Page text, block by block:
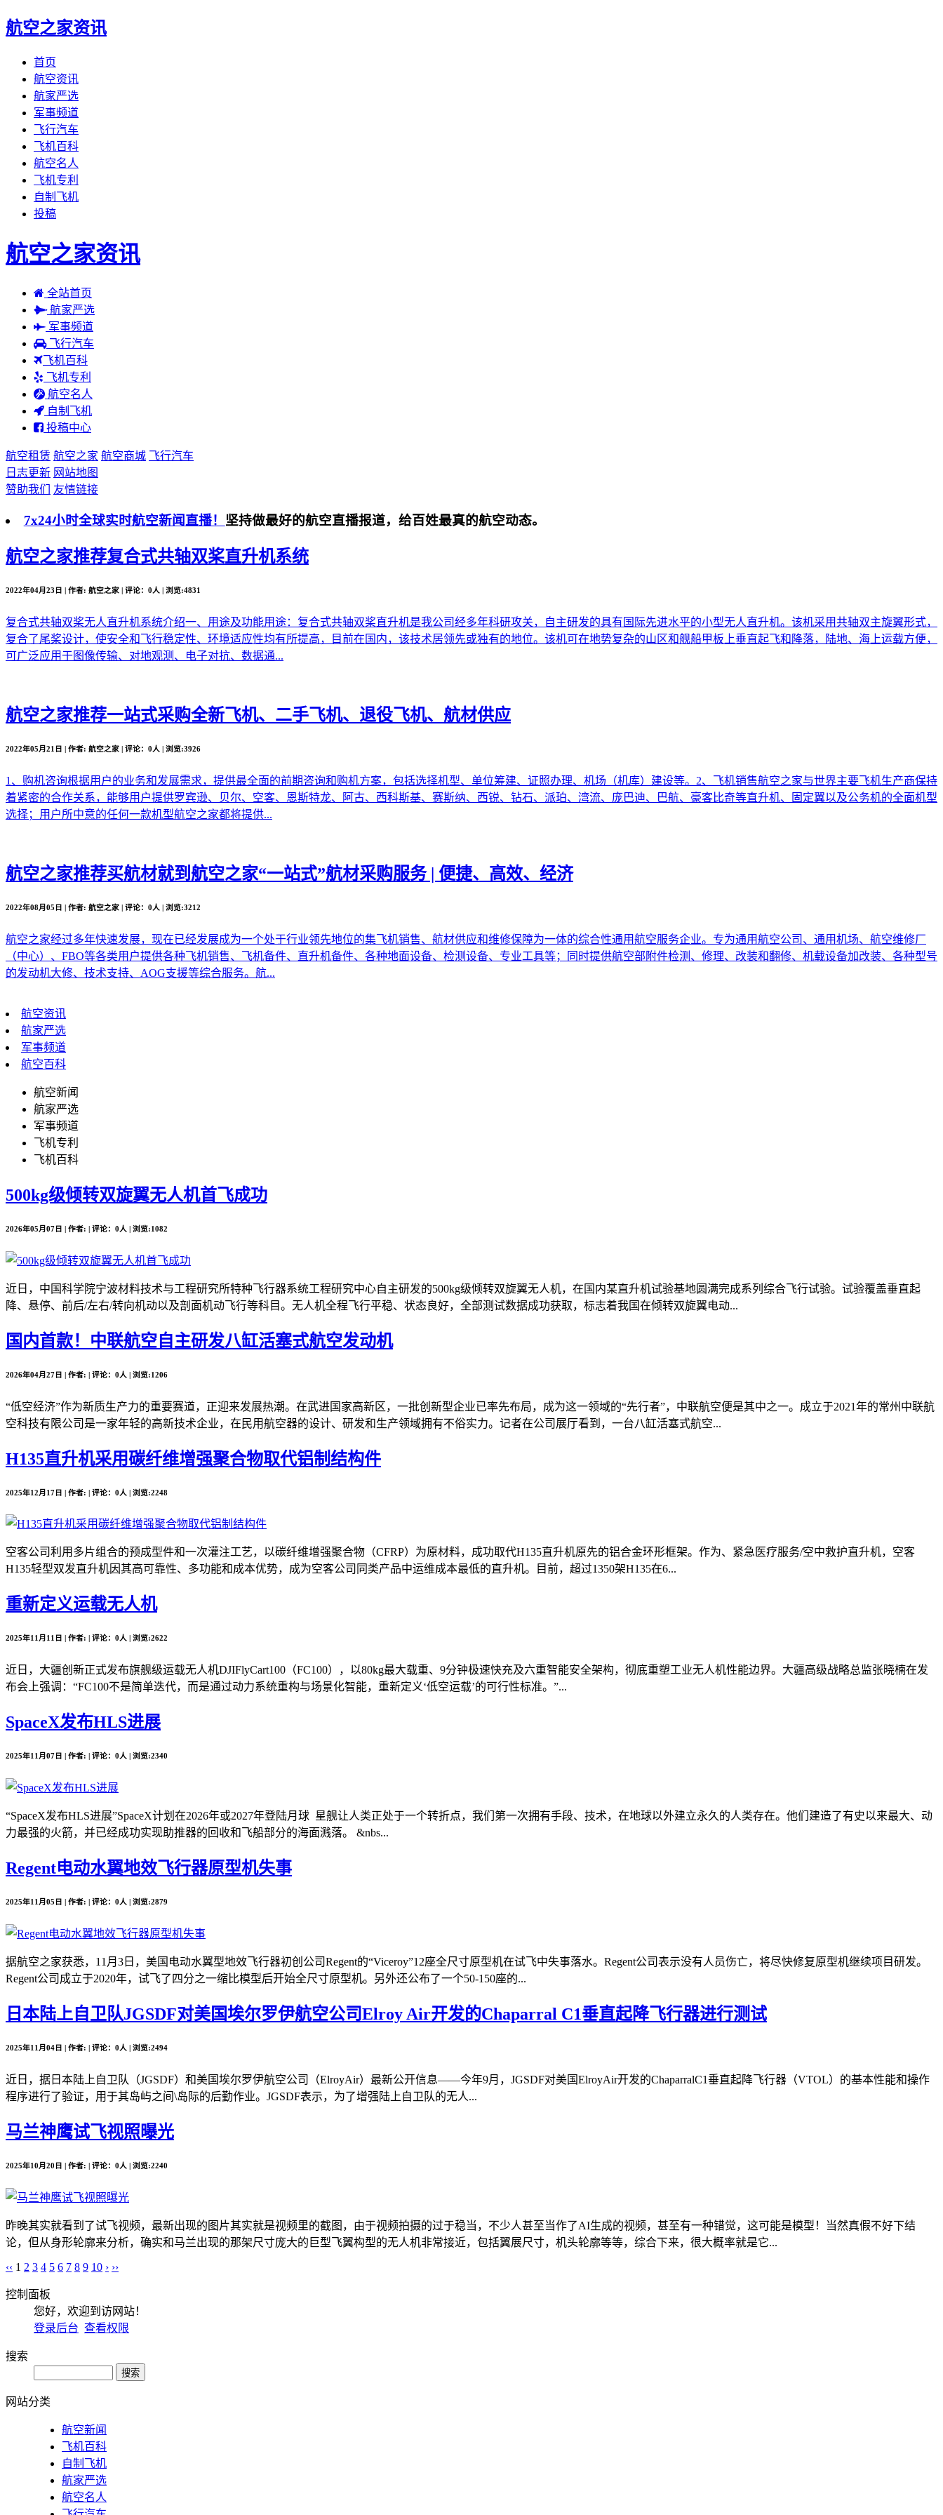
航空之家资讯
首页
航空资讯
航家严选
军事频道
飞行汽车
飞机百科
航空名人
飞机专利
自制飞机
投稿
航空之家资讯
全站首页
航家严选
军事频道
飞行汽车
飞机百科
飞机专利
航空名人
自制飞机
投稿中心
航空租赁 航空之家 航空商城 飞行汽车
日志更新 网站地图
赞助我们
友情链接
7x24小时全球实时航空新闻直播！ 坚持做最好的航空直播报道，给百姓最真的航空动态。
航空之家推荐复合式共轴双桨直升机系统
2022年04月23日 | 作者: 航空之家 | 评论：0人 | 浏览:4831
复合式共轴双桨无人直升机系统介绍一、用途及功能用途：复合式共轴双桨直升机是我公司经多年科研攻关，自主研发的具有国际先进水平的小型无人直升机。该机采用共轴双主旋翼形式，
复合了尾桨设计，使安全和飞行稳定性、环境适应性均有所提高，目前在国内，该技术居领先或独有的地位。该机可在地势复杂的山区和舰船甲板上垂直起飞和降落，陆地、海上运载方便，
可广泛应用于图像传输、对地观测、电子对抗、数据通...
航空之家推荐一站式采购全新飞机、二手飞机、退役飞机、航材供应
2022年05月21日 | 作者: 航空之家 | 评论：0人 | 浏览:3926
1、购机咨询根据用户的业务和发展需求，提供最全面的前期咨询和购机方案，包括选择机型、单位筹建、证照办理、机场（机库）建设等。2、飞机销售航空之家与世界主要飞机生产商保持
着紧密的合作关系，能够用户提供罗宾逊、贝尔、空客、恩斯特龙、阿古、西科斯基、赛斯纳、西锐、钻石、派珀、湾流、庞巴迪、巴航、豪客比奇等直升机、固定翼以及公务机的全面机型
选择；用户所中意的任何一款机型航空之家都将提供...
航空之家推荐买航材就到航空之家“一站式”航材采购服务 | 便捷、高效、经济
2022年08月05日 | 作者: 航空之家 | 评论：0人 | 浏览:3212
航空之家经过多年快速发展，现在已经发展成为一个处于行业领先地位的集飞机销售、航材供应和维修保障为一体的综合性通用航空服务企业。专为通用航空公司、通用机场、航空维修厂
（中心）、FBO等各类用户提供各种飞机销售、飞机备件、直升机备件、各种地面设备、检测设备、专业工具等；同时提供航空部附件检测、修理、改装和翻修、机载设备加改装、各种型号
的发动机大修、技术支持、AOG支援等综合服务。航...
航空资讯
航家严选
军事频道
航空百科
航空新闻
航家严选
军事频道
飞机专利
飞机百科
500kg级倾转双旋翼无人机首飞成功
2026年05月07日 | 作者: | 评论：0人 | 浏览:1082
近日，中国科学院宁波材料技术与工程研究所特种飞行器系统工程研究中心自主研发的500kg级倾转双旋翼无人机，在国内某直升机试验基地圆满完成系列综合飞行试验。试验覆盖垂直起
降、悬停、前后/左右/转向机动以及剖面机动飞行等科目。无人机全程飞行平稳、状态良好，全部测试数据成功获取，标志着我国在倾转双旋翼电动...
国内首款！中联航空自主研发八缸活塞式航空发动机
2026年04月27日 | 作者: | 评论：0人 | 浏览:1206
“低空经济”作为新质生产力的重要赛道，正迎来发展热潮。在武进国家高新区，一批创新型企业已率先布局，成为这一领域的“先行者”，中联航空便是其中之一。成立于2021年的常州中联航
空科技有限公司是一家年轻的高新技术企业，在民用航空器的设计、研发和生产领域拥有不俗实力。记者在公司展厅看到，一台八缸活塞式航空...
H135直升机采用碳纤维增强聚合物取代铝制结构件
2025年12月17日 | 作者: | 评论：0人 | 浏览:2248
空客公司利用多片组合的预成型件和一次灌注工艺，以碳纤维增强聚合物（CFRP）为原材料，成功取代H135直升机原先的铝合金环形框架。作为、紧急医疗服务/空中救护直升机，空客
H135轻型双发直升机因其高可靠性、多功能和成本优势，成为空客公司同类产品中运维成本最低的直升机。目前，超过1350架H135在6...
重新定义运载无人机
2025年11月11日 | 作者: | 评论：0人 | 浏览:2622
近日，大疆创新正式发布旗舰级运载无人机DJIFlyCart100（FC100），以80kg最大载重、9分钟极速快充及六重智能安全架构，彻底重塑工业无人机性能边界。大疆高级战略总监张晓楠在发
布会上强调：“FC100不是简单迭代，而是通过动力系统重构与场景化智能，重新定义‘低空运载’的可行性标准。”...
SpaceX发布HLS进展
2025年11月07日 | 作者: | 评论：0人 | 浏览:2340
“SpaceX发布HLS进展”SpaceX计划在2026年或2027年登陆月球 星舰让人类正处于一个转折点，我们第一次拥有手段、技术，在地球以外建立永久的人类存在。他们建造了有史以来最大、动
力最强的火箭，并已经成功实现助推器的回收和飞船部分的海面溅落。 &nbs...
Regent电动水翼地效飞行器原型机失事
2025年11月05日 | 作者: | 评论：0人 | 浏览:2879
据航空之家获悉，11月3日，美国电动水翼型地效飞行器初创公司Regent的“Viceroy”12座全尺寸原型机在试飞中失事落水。Regent公司表示没有人员伤亡，将尽快修复原型机继续项目研发。
Regent公司成立于2020年，试飞了四分之一缩比模型后开始全尺寸原型机。另外还公布了一个50-150座的...
日本陆上自卫队JGSDF对美国埃尔罗伊航空公司Elroy Air开发的Chaparral C1垂直起降飞行器进行测试
2025年11月04日 | 作者: | 评论：0人 | 浏览:2494
近日，据日本陆上自卫队（JGSDF）和美国埃尔罗伊航空公司（ElroyAir）最新公开信息——今年9月，JGSDF对美国ElroyAir开发的ChaparralC1垂直起降飞行器（VTOL）的基本性能和操作
程序进行了验证，用于其岛屿之间\岛际的后勤作业。JGSDF表示，为了增强陆上自卫队的无人...
马兰神鹰试飞视照曝光
2025年10月20日 | 作者: | 评论：0人 | 浏览:2240
昨晚其实就看到了试飞视频，最新出现的图片其实就是视频里的截图，由于视频拍摄的过于稳当，不少人甚至当作了AI生成的视频，甚至有一种错觉，这可能是模型！当然真假不好下结
论，但从身形轮廓来分析，确实和马兰出现的那架尺寸庞大的巨型飞翼构型的无人机非常接近，包括翼展尺寸，机头轮廓等等，综合下来，很大概率就是它...
‹‹ 1 2 3 4 5 6 7 8 9 10 › ››
控制面板
您好，欢迎到访网站！
登录后台 查看权限
搜索
网站分类
航空新闻
飞机百科
自制飞机
航家严选
航空名人